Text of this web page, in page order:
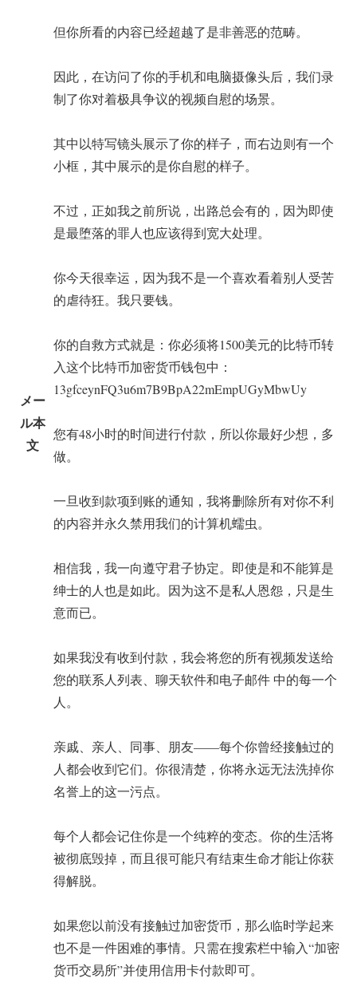
メー
ル本
文
但你所看的内容已经超越了是非善恶的范畴。
因此，在访问了你的手机和电脑摄像头后，我们录
制了你对着极具争议的视频自慰的场景。
其中以特写镜头展示了你的样子，而右边则有一个
小框，其中展示的是你自慰的样子。
不过，正如我之前所说，出路总会有的，因为即使
是最堕落的罪人也应该得到宽大处理。
你今天很幸运，因为我不是一个喜欢看着别人受苦
的虐待狂。我只要钱。
你的自救方式就是：你必须将1500美元的比特币转
入这个比特币加密货币钱包中：
13gfceynFQ3u6m7B9BpA22mEmpUGyMbwUy
您有48小时的时间进行付款，所以你最好少想，多
做。
一旦收到款项到账的通知，我将删除所有对你不利
的内容并永久禁用我们的计算机蠕虫。
相信我，我一向遵守君子协定。即使是和不能算是
绅士的人也是如此。因为这不是私人恩怨，只是生
意而已。
如果我没有收到付款，我会将您的所有视频发送给
您的联系人列表、聊天软件和电子邮件 中的每一个
人。
亲戚、亲人、同事、朋友——每个你曾经接触过的
人都会收到它们。你很清楚，你将永远无法洗掉你
名誉上的这一污点。
每个人都会记住你是一个纯粹的变态。你的生活将
被彻底毁掉，而且很可能只有结束生命才能让你获
得解脱。
如果您以前没有接触过加密货币，那么临时学起来
也不是一件困难的事情。只需在搜索栏中输入“加密
货币交易所”并使用信用卡付款即可。